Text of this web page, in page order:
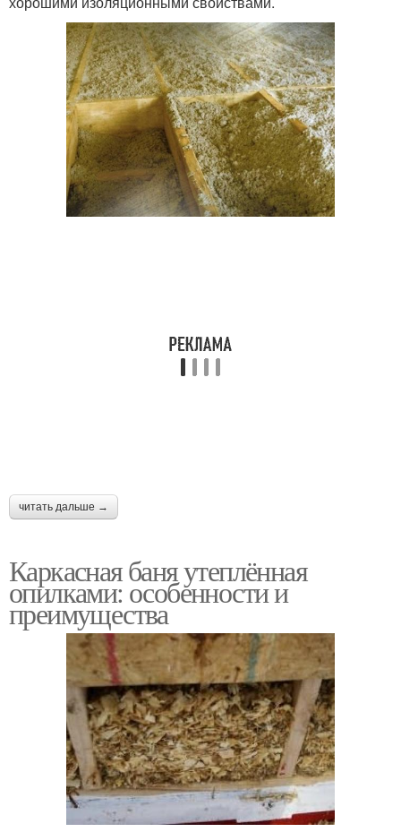
читать дальше →
Каркасная баня утеплённая
опилками: особенности и
преимущества